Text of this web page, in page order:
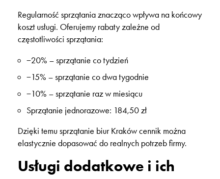
Regularność sprzątania znacząco wpływa na końcowy
koszt usługi. Oferujemy rabaty zależne od
częstotliwości sprzątania:
−20%– sprzątanie co tydzień
−15%– sprzątanie co dwa tygodnie
−10%– sprzątanie raz w miesiącu
Sprzątanie jednorazowe: 184,50 zł
Dzięki temusprzątanie biur Kraków cennikmożna
elastycznie dopasować do realnych potrzeb firmy.
Usługi dodatkowe i ich